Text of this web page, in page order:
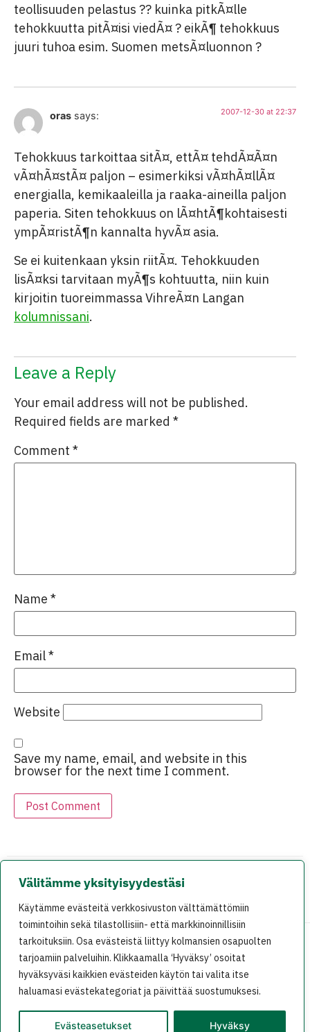
Välitämme yksityisyydestäsi
Käytämme evästeitä verkkosivuston välttämättömiin
toimintoihin sekä tilastollisiin- että markkinoinnillisiin
tarkoituksiin. Osa evästeistä liittyy kolmansien osapuolten
tarjoamiin palveluihin. Klikkaamalla ‘Hyväksy’ osoitat
hyväksyväsi kaikkien evästeiden käytön tai valita itse
haluamasi evästekategoriat ja päivittää suostumuksesi.
Evästeasetukset Hyväksy
teollisuuden pelastus ?? kuinka pitkÃ¤lle
tehokkuutta pitÃ¤isi viedÃ¤ ? eikÃ¶ tehokkuus
juuri tuhoa esim. Suomen metsÃ¤luonnon ?
oras says: 2007-12-30 at 22:37
Tehokkuus tarkoittaa sitÃ¤, ettÃ¤ tehdÃ¤Ã¤n
vÃ¤hÃ¤stÃ¤ paljon – esimerkiksi vÃ¤hÃ¤llÃ¤
energialla, kemikaaleilla ja raaka-aineilla paljon
paperia. Siten tehokkuus on lÃ¤htÃ¶kohtaisesti
ympÃ¤ristÃ¶n kannalta hyvÃ¤ asia.
Se ei kuitenkaan yksin riitÃ¤. Tehokkuuden
lisÃ¤ksi tarvitaan myÃ¶s kohtuutta, niin kuin
kirjoitin tuoreimmassa VihreÃ¤n Langan
kolumnissani.
Leave a Reply
Your email address will not be published.
Required fields are marked *
Comment *
Name *
Email*
Website
Save my name, email, and website in this
browser for the next time I comment.
TieteessÃ¤ tapahtuu 8/2007: Vastaus skeptikon ryÃ¶pytykseen
På svenska In English